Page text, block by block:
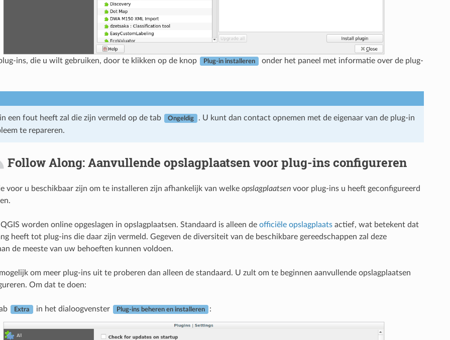
ins, die u wilt gebruiken, door te klikken op de knop Plug-in installeren
onder het paneel met informatie over de plug-
een fout heeft zal die zijn vermeld op de tab Ongeldig
. U kunt dan contact opnemen met de eigenaar van de plug-in
te repareren.
Follow Along: Aanvullende opslagplaatsen voor plug-ins configureren
voor u beschikbaar zijn om te installeren zijn afhankelijk van welke opslagplaatsenvoor plug-ins u heeft geconfigureerd
worden online opgeslagen in opslagplaatsen. Standaard is alleen de officiële opslagplaatsactief, wat betekent dat
heeft tot plug-ins die daar zijn vermeld. Gegeven de diversiteit van de beschikbare gereedschappen zal deze
de meeste van uw behoeften kunnen voldoen.
om meer plug-ins uit te proberen dan alleen de standaard. U zult om te beginnen aanvullende opslagplaatsen
Om dat te doen:
Extra in het dialoogvenster Plug-ins beheren en installeren :